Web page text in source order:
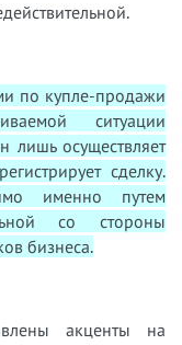
по купле-продажи
ситуации
лишь осуществляет
сделку.
именно путем
со стороны
бизнеса.
акценты на